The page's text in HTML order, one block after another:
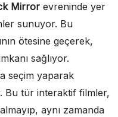
Mirror evreninde yer
sunuyor. Bu
ötesine geçerek,
sağlıyor.
seçim yaparak
Bu tür interaktif filmler,
aynı zamanda